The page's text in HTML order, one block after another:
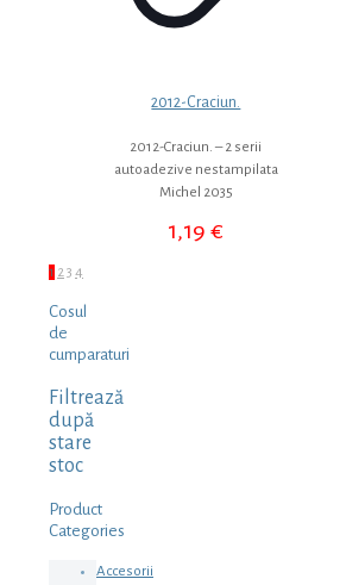
2012-Craciun.
2012-Craciun. – 2 serii
autoadezive nestampilata
Michel 2035
1,19€
1 23 4
Cosul
de
cumparaturi
Filtrează
după
stare
stoc
Product
Categories
Accesorii